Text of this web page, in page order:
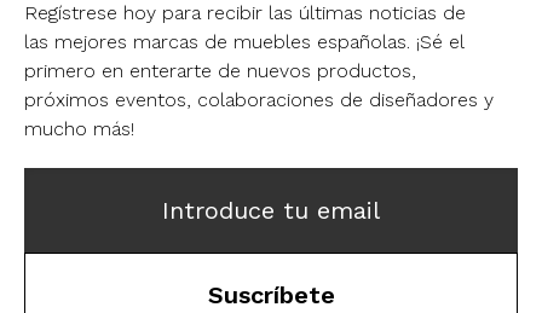
Regístrese hoy para recibir las últimas noticias de
las mejores marcas de muebles españolas. ¡Sé el
primero en enterarte de nuevos productos,
próximos eventos, colaboraciones de diseñadores y
mucho más!
Introduce tu email
Suscríbete